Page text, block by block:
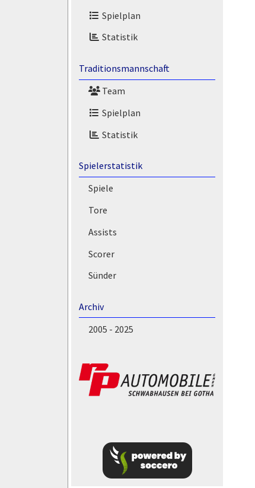
Spielplan
Statistik
Traditionsmannschaft
Team
Spielplan
Statistik
Spielerstatistik
Spiele
Tore
Assists
Scorer
Sünder
Archiv
2005 - 2025